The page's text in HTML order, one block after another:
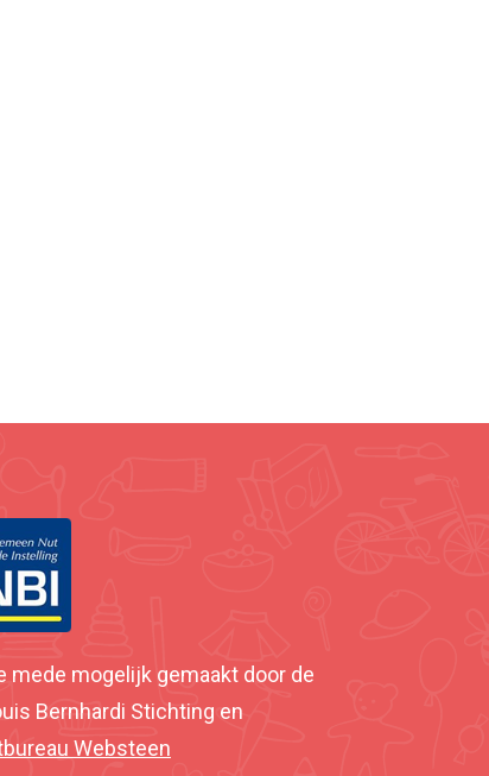
mede mogelijk gemaakt door de
Bernhardi Stichting en
Websteen